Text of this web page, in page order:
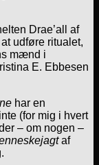
Drae’all af
udføre ritualet,
mænd i
E. Ebbesen
har en
(for mig i hvert
– om nogen –
af